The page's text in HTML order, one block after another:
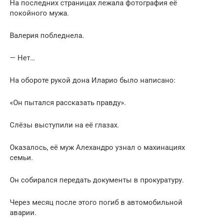
На последних страницах лежала фотография её
покойного мужа.
Валерия побледнела.
— Нет…
На обороте рукой дона Иларио было написано:
«Он пытался рассказать правду».
Слёзы выступили на её глазах.
Оказалось, её муж Алехандро узнал о махинациях
семьи.
Он собирался передать документы в прокуратуру.
Через месяц после этого погиб в автомобильной
аварии.